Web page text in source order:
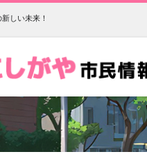
しい未来！
や市民情報サ